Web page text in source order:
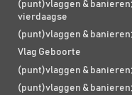
(punt)vlaggen &
vierdaagse
(punt)vlaggen &
Vlag Geboorte
(punt)vlaggen &
(punt)vlaggen &